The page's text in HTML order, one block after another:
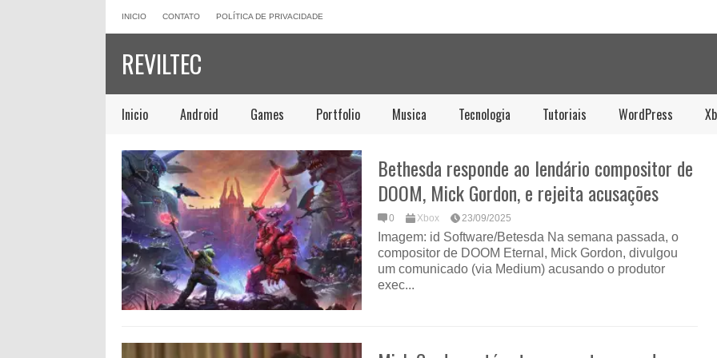
INICIO CONTATO POLÍTICA DE PRIVACIDADE
REVILTEC
Inicio Android Games Portfolio Musica Tecnologia Tutoriais WordPress
Bethesda responde ao lendário compositor de
DOOM, Mick Gordon, e rejeita acusações
0 Xbox 23/09/2025
Imagem: id Software/Betesda Na semana passada, o
compositor de DOOM Eternal, Mick Gordon, divulgou
um comunicado (via Medium) acusando o produtor
exec...